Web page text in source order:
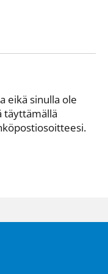
eikä sinulla ole
täyttämällä